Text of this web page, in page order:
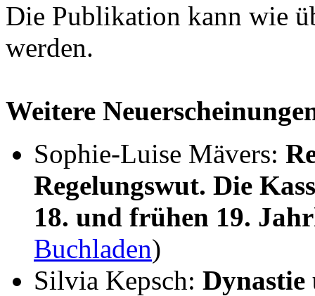
Die Publikation kann wie
werden.
Weitere
Sophie-Luise Mävers:
Regelungswut. Die
18. und frühen 19.
Buchladen)
Silvia Kepsch: Dynastie